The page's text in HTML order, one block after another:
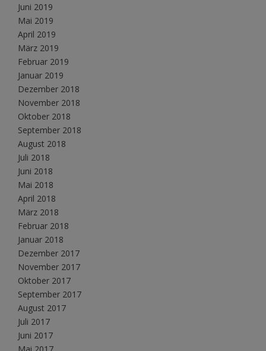
Juni 2019
Mai 2019
April 2019
März 2019
Februar 2019
Januar 2019
Dezember 2018
November 2018
Oktober 2018
September 2018
August 2018
Juli 2018
Juni 2018
Mai 2018
April 2018
März 2018
Februar 2018
Januar 2018
Dezember 2017
November 2017
Oktober 2017
September 2017
August 2017
Juli 2017
Juni 2017